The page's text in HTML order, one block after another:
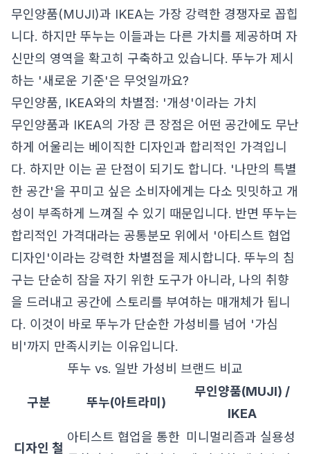
무인양품(MUJI)과 IKEA는 가장 강력한 경쟁자로 꼽힙
니다. 하지만 뚜누는 이들과는 다른 가치를 제공하며 자
신만의 영역을 확고히 구축하고 있습니다. 뚜누가 제시
하는 '새로운 기준'은 무엇일까요?
무인양품, IKEA와의 차별점: '개성'이라는 가치
무인양품과 IKEA의 가장 큰 장점은 어떤 공간에도 무난
하게 어울리는 베이직한 디자인과 합리적인 가격입니
다. 하지만 이는 곧 단점이 되기도 합니다. '나만의 특별
한 공간'을 꾸미고 싶은 소비자에게는 다소 밋밋하고 개
성이 부족하게 느껴질 수 있기 때문입니다. 반면 뚜누는
합리적인 가격대라는 공통분모 위에서 '아티스트 협업
디자인'이라는 강력한 차별점을 제시합니다. 뚜누의 침
구는 단순히 잠을 자기 위한 도구가 아니라, 나의 취향
을 드러내고 공간에 스토리를 부여하는 매개체가 됩니
다. 이것이 바로 뚜누가 단순한 가성비를 넘어 '가심
비'까지 만족시키는 이유입니다.
뚜누 vs. 일반 가성비 브랜드 비교
구분 뚜누(아트라미)
무인양품(MUJI) /
IKEA
디자인 철
아티스트 협업을 통한 미니멀리즘과 실용성